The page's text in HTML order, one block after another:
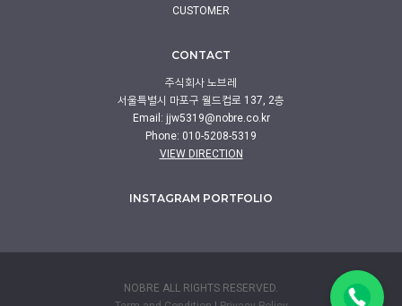
CUSTOMER
CONTACT
주식회사 노브레
서울특별시 마포구 월드컵로 137, 2층
Email: jjw5319@nobre.co.kr
Phone: 010-5208-5319
VIEW DIRECTION
INSTAGRAM PORTFOLIO
NOBRE ALL RIGHTS RESERVED.